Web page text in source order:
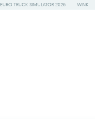
EURO TRUCK SIMULATOR 2026 WINK